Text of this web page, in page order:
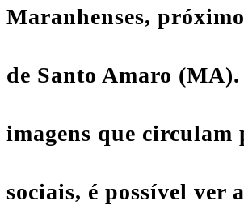
Maranhenses,
de Santo Amaro
imagens que circulam
sociais, é possível ver